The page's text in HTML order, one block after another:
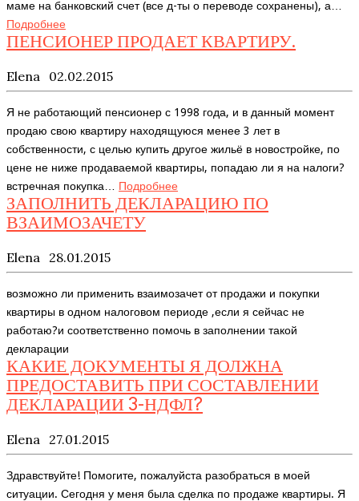
маме на банковский счет (все д-ты о переводе сохранены), а…
Подробнее
ПЕНСИОНЕР ПРОДАЕТ КВАРТИРУ.
Elena 02.02.2015
Я не работающий пенсионер с 1998 года, и в данный момент
продаю свою квартиру находящуюся менее 3 лет в
собственности, с целью купить другое жильё в новостройке, по
цене не ниже продаваемой квартиры, попадаю ли я на налоги?
встречная покупка… Подробнее
ЗАПОЛНИТЬ ДЕКЛАРАЦИЮ ПО
ВЗАИМОЗАЧЕТУ
Elena 28.01.2015
возможно ли применить взаимозачет от продажи и покупки
квартиры в одном налоговом периоде ,если я сейчас не
работаю?и соответственно помочь в заполнении такой
декларации
КАКИЕ ДОКУМЕНТЫ Я ДОЛЖНА
ПРЕДОСТАВИТЬ ПРИ СОСТАВЛЕНИИ
ДЕКЛАРАЦИИ 3-НДФЛ?
Elena 27.01.2015
Здравствуйте! Помогите, пожалуйста разобраться в моей
ситуации. Сегодня у меня была сделка по продаже квартиры. Я